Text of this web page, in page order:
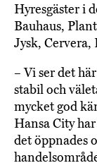
Hyresgäster i
Bauhaus,
Jysk,
– Vi ser det
stabil och
mycket god
Hansa City
det öppnades